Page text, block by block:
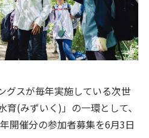
グスが毎年実施している次世
(みずいく)」の一環として、
開催分の参加者募集を6月3日